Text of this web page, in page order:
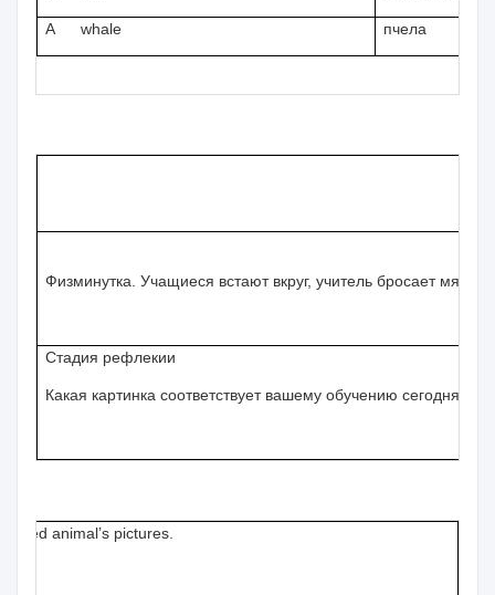
A whale пчела
Физминутка. Учащиеся встают вкруг, учитель бросает мяч,
Стадия рефлекии
Какая картинка соответствует вашему обучению сегодня?
liked animal’s pictures.